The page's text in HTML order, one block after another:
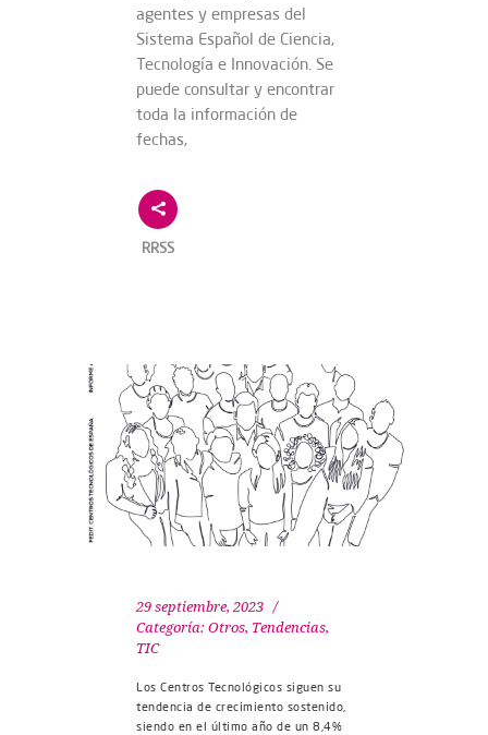
agentes y empresas del
Sistema Español de Ciencia,
Tecnología e Innovación. Se
puede consultar y encontrar
toda la información de
fechas,
RRSS
29 septiembre, 2023
Categoría: Otros, Tendencias,
TIC
Los Centros Tecnológicos siguen su
tendencia de crecimiento sostenido,
siendo en el último año de un 8,4%